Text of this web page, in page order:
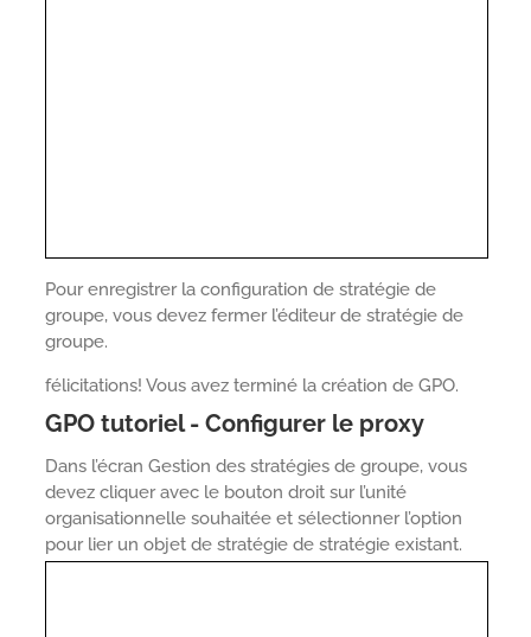
Pour enregistrer la configuration de stratégie de
groupe, vous devez fermer l’éditeur de stratégie de
groupe.
félicitations! Vous avez terminé la création de GPO.
GPO tutoriel - Configurer le proxy
Dans l’écran Gestion des stratégies de groupe, vous
devez cliquer avec le bouton droit sur l’unité
organisationnelle souhaitée et sélectionner l’option
pour lier un objet de stratégie de stratégie existant.